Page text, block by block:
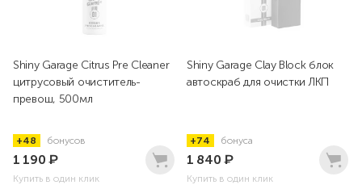
Shiny Garage Citrus Pre Cleaner
цитрусовый очиститель-
превош, 500мл
+48 бонусов
1 190₽
Купить в один клик
Shiny Garage Clay Block блок
автоскраб для очистки ЛКП
+74 бонуса
1 840₽
Купить в один клик